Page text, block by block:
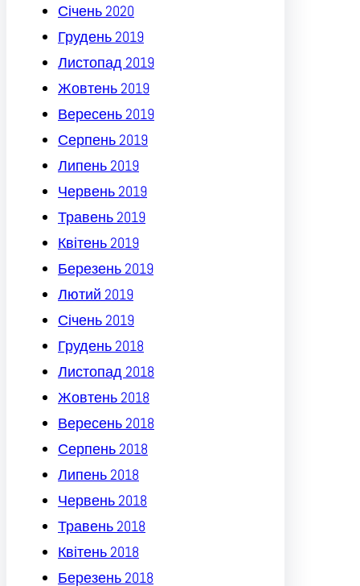
Січень 2020
Грудень 2019
Листопад 2019
Жовтень 2019
Вересень 2019
Серпень 2019
Липень 2019
Червень 2019
Травень 2019
Квітень 2019
Березень 2019
Лютий 2019
Січень 2019
Грудень 2018
Листопад 2018
Жовтень 2018
Вересень 2018
Серпень 2018
Липень 2018
Червень 2018
Травень 2018
Квітень 2018
Березень 2018